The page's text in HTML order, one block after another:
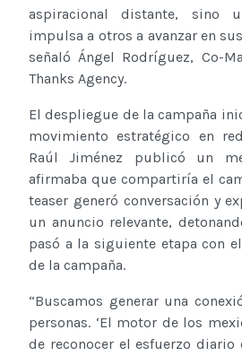
aspiracional distante, sino
impulsa a otros a avanzar en
señaló Ángel Rodríguez, Co-
Thanks Agency.
El despliegue de la campaña
movimiento estratégico en
Raúl Jiménez publicó un
afirmaba que compartiría el
teaser generó conversación y
un anuncio relevante,
pasó a la siguiente etapa con
de la campaña.
“Buscamos generar una
personas. ‘El motor de los
de reconocer el esfuerzo